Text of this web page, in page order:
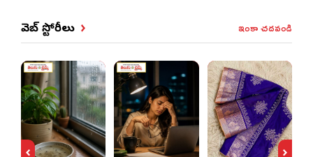
వెబ్ స్టోరీలు ఇంకా చదవండి